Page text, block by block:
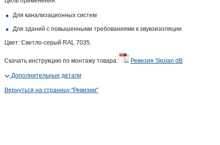
Для канализационных систем
Для зданий с повышенными требованиями к звукоизоляции
Цвет: Светло-серый RAL 7035.
Скачать инструкцию по монтажу товара: Ревизия Skolan dB
Дополнительные детали
Вернуться на страницу "Ревизии"